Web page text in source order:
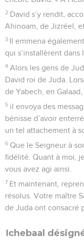
2 David s’y rendit,
Ahinoam, de Jizréel,
3 Il emmena
qui s’installèrent dans
4 Alors les gens de
David roi de Juda.
de Yabech, en
5 il envoya des
bénisse d’avoir
un tel attachement à
6 Que le Seigneur à
fidélité. Quant à moi,
vous avez agi ainsi.
7 Et maintenant,
résolus. Votre maître
de Juda ont consacré
Ichebaal